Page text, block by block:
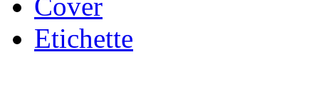
Etichette